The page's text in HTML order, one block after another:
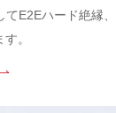
てE2Eハード絶縁
。